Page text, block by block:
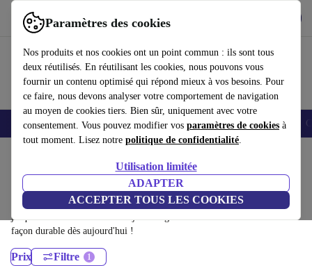
Paramètres des cookies
Nos produits et nos cookies ont un point commun : ils sont tous
deux réutilisés. En réutilisant les cookies, nous pouvons vous
fournir un contenu optimisé qui répond mieux à vos besoins. Pour
ce faire, nous devons analyser votre comportement de navigation
au moyen de cookies tiers. Bien sûr, uniquement avec votre
consentement. Vous pouvez modifier vos paramètres de cookies à
tout moment. Lisez notre politique de confidentialité.
Utilisation limitée
ADAPTER
ACCEPTER TOUS LES COOKIES
Utilisez refurbed rapidement et facilement
Smartphones Laptops Tablettes Montres connectées Accessoires
MacBooks:
MacBooks certifiés reconditionnés à moins de 4600€ – économisez
jusqu'à 40 %. Retours sous 30 jours et garantie de 12 mois. Achetez de
façon durable dès aujourd'hui !
Prix Filtre